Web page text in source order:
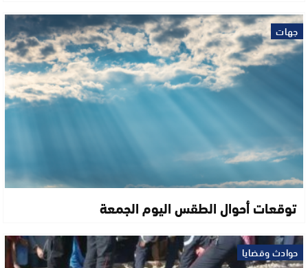
جهات
توقعات أحوال الطقس اليوم الجمعة
حوادث وقضايا